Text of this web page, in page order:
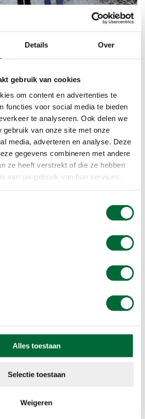
Details Over
gebruik van cookies
om content en advertenties te
functies voor social media te bieden
te analyseren. Ook delen we
gebruik van onze site met onze
media, adverteren en analyse. Deze
gegevens combineren met andere
ze heeft verstrekt of die ze hebben
van uw gebruik van hun services.
Alles toestaan
Selectie toestaan
Weigeren